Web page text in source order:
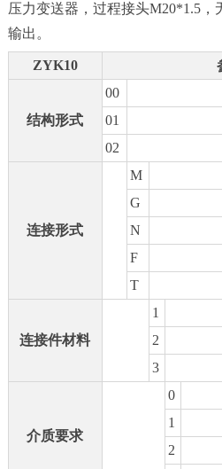
压力变送器，过程接头M20*1.5，
输出。
ZYK10
结构形式
00
01
02
连接形式
M
G
N
F
T
连接件材料
1
2
3
介质要求
0
1
2